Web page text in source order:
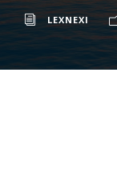
LEXNEXI